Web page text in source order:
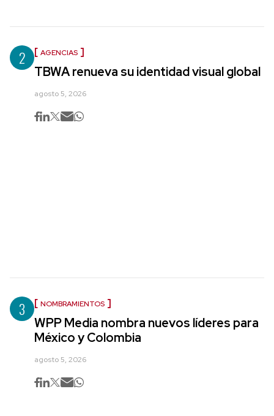
2 AGENCIAS
TBWA renueva su identidad visual global
agosto 5, 2026
3 NOMBRAMIENTOS
WPP Media nombra nuevos líderes para
México y Colombia
agosto 5, 2026